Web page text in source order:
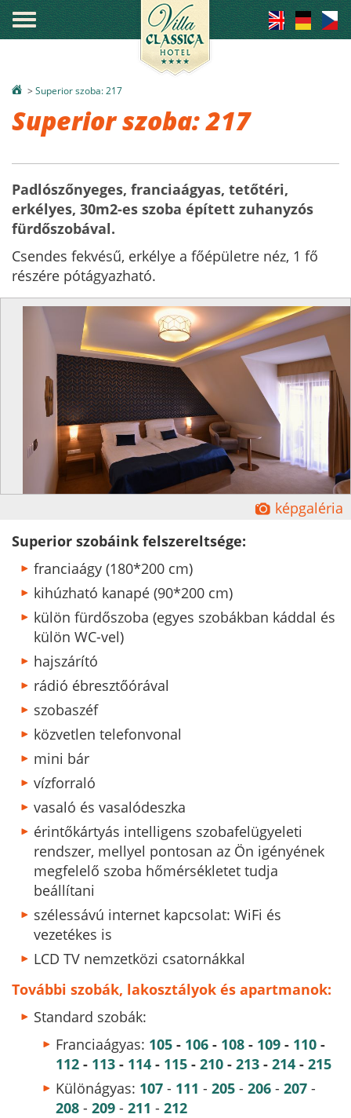
° > Superior szoba: 217
Superior szoba: 217
Padlószőnyeges, franciaágyas, tetőtéri,
erkélyes, 30m2-es szoba épített zuhanyzós
fürdőszobával.
Csendes fekvésű, erkélye a főépületre néz, 1 fő
részére pótágyazható.
Ĕ képgaléria
Superior szobáink felszereltsége:
franciaágy (180*200 cm)
kihúzható kanapé (90*200 cm)
külön fürdőszoba (egyes szobákban káddal és
külön WC-vel)
hajszárító
rádió ébresztőórával
szobaszéf
közvetlen telefonvonal
mini bár
vízforraló
vasaló és vasalódeszka
érintőkártyás intelligens szobafelügyeleti
rendszer, mellyel pontosan az Ön igényének
megfelelő szoba hőmérsékletet tudja
beállítani
szélessávú internet kapcsolat: WiFi és
vezetékes is
LCD TV nemzetközi csatornákkal
További szobák, lakosztályok és apartmanok:
Standard szobák:
Franciaágyas: 105 - 106 - 108 - 109 - 110 -
112 - 113 - 114 - 115 - 210 - 213 - 214 - 215
Különágyas: 107 - 111 - 205 - 206 - 207 -
208 - 209 - 211 - 212